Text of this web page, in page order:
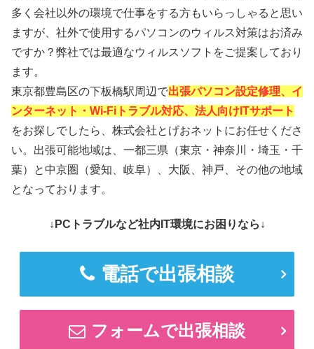
多く会社以外の環境で仕事をする方もいらっしゃると思い
ますが、社外で使用するパソコンのウィルス対策はお済み
ですか？弊社では最適なウィルスソフトをご提案しており
ます。
東京都豊島区の下板橋駅周辺で出張パソコン設定修理、イ
ンターネット・Wi-Fiトラブル対応、法人向けITサポート
をお探しでしたら、株式会社とげおネットにお任せくださ
い。出張可能地域は、一都三県（東京・神奈川・埼玉・千
葉）と中京圏（愛知、岐阜）、大阪、神戸、その他の地域
となっております。
↓PCトラブルなど社内IT環境にお困りなら↓
電話で出張相談
フォームで出張相談